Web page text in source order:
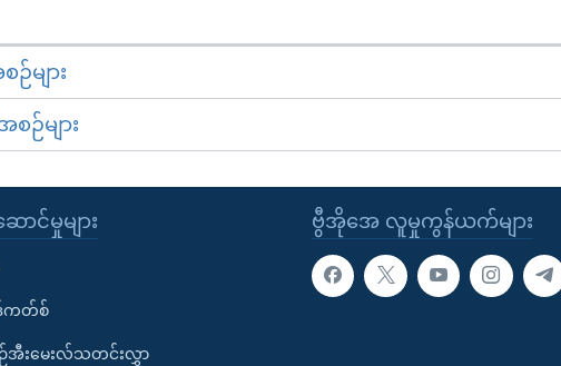
များ
ဉ်များ
ဗွီအိုအေ လူမှုကွန်ယက်များ
ောင်မှုများ
ကတ်စ်
အီးမေးလ်သတင်းလွှာ